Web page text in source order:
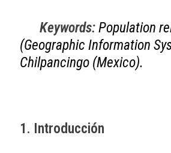
Keywords:Population
(Geographic Information
Chilpancingo (Mexico).
1. Introducción